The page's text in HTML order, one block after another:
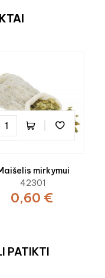
mirkymui
42301
0,60 €
PATIKTI